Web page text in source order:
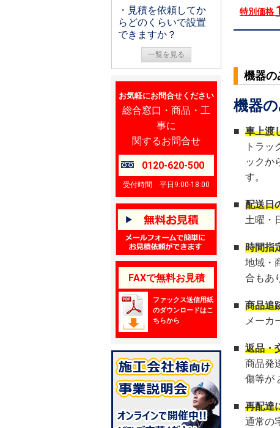
・見積を依頼してか
らどのくらいで設置
できますか？
一覧を見る
お気軽にお問合せください
総合窓口・商品・工
事に
関するお問合せ
0120-620-500
受付時間 平日9:00-18:00
FAXで無料お見積
ファックス送信用紙
のダウンロードはこ
ちらから
特別価格
機器の
機器
■ 車上渡
トラ
ックか
す。
■ 配送日
土曜・
■ 時間指
地域・
合もあ
■ 商品追
メーカ
■ 返品・
商品発
傷等が
■ 再配達
通常の